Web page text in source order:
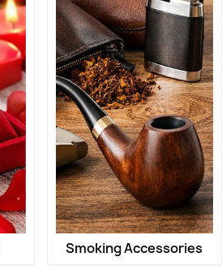
Smoking Accessories